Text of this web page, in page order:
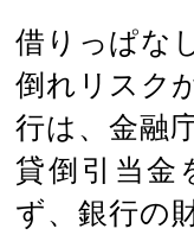
借りっぱな
倒れリスク
行は、金融
貸倒引当金
ず、銀行の